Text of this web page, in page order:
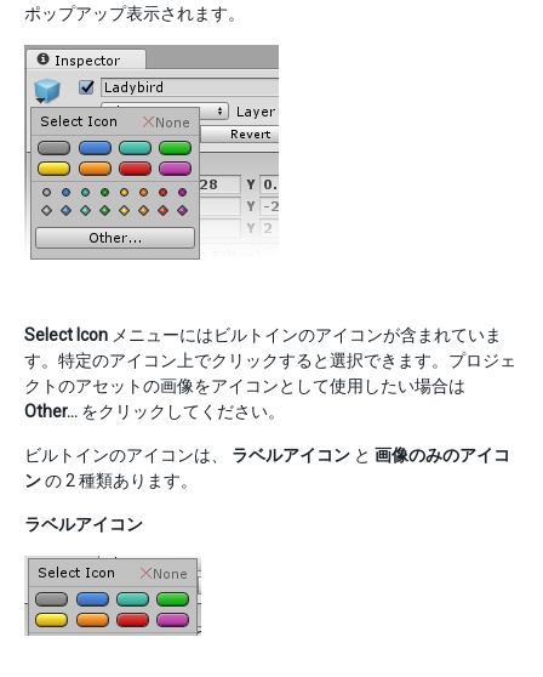
ポップアップ表示されます。
Select Icon メニューにはビルトインのアイコンが含まれていま
す。特定のアイコン上でクリックすると選択できます。プロジェ
クトのアセットの画像をアイコンとして使用したい場合は
Other… をクリックしてください。
ビルトインのアイコンは、 ラベルアイコン と 画像のみのアイコ
ンの 2 種類あります。
ラベルアイコン